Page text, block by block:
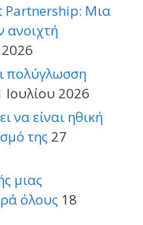
Partnership: Μια
ανοιχτή
πολύγλωσση
Ιουλίου 2026
να είναι ηθική
της 27
μιας
όλους 18